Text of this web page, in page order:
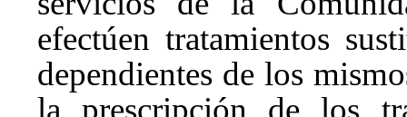
efectúen tratamientos
dependientes de los